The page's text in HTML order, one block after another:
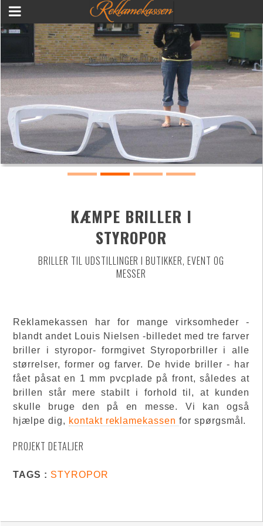
KÆMPE BRILLER I
STYROPOR
BRILLER TIL UDSTILLINGER I BUTIKKER, EVENT OG
MESSER
Reklamekassen har for mange virksomheder -
blandt andet Louis Nielsen -billedet med tre farver
briller i styropor- formgivet Styroporbriller i alle
størrelser, former og farver. De hvide briller - har
fået påsat en 1 mm pvcplade på front, således at
brillen står mere stabilt i forhold til, at kunden
skulle bruge den på en messe. Vi kan også
hjælpe dig, kontakt reklamekassen for spørgsmål.
PROJEKT DETALJER
TAGS : STYROPOR